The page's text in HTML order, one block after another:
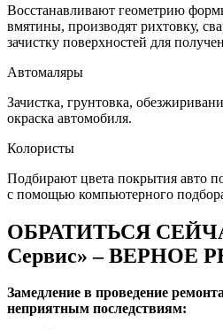
Восстанавливают геометрию
вмятины, производят рихтовку,
зачистку поверхностей для
Автомаляры
Зачистка, грунтовка,
окраска автомобиля.
Колористы
Подбирают цвета покрытия авто
с помощью компьютерного
ОБРАТИТЬСЯ
Сервис» – ВЕРНОЕ
Замедление в проведение
неприятным последствиям: